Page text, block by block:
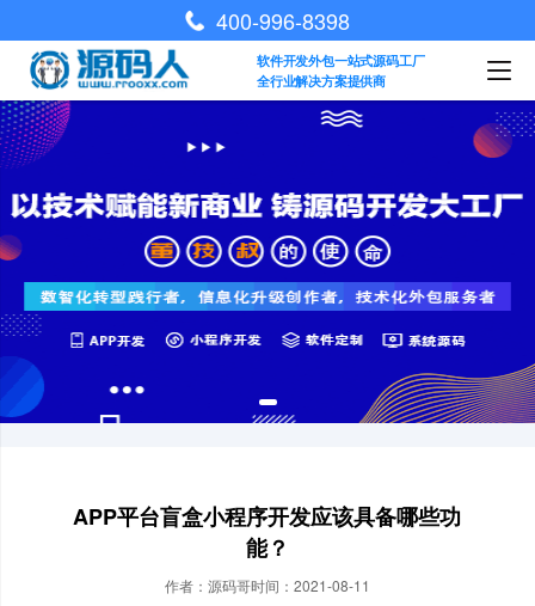
400-996-8398
软件开发外包一站式源码工厂
全行业解决方案提供商
APP平台盲盒小程序开发应该具备哪些功
能？
作者：源码哥时间：2021-08-11